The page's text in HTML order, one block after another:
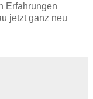
Erfahrungen
jetzt ganz neu